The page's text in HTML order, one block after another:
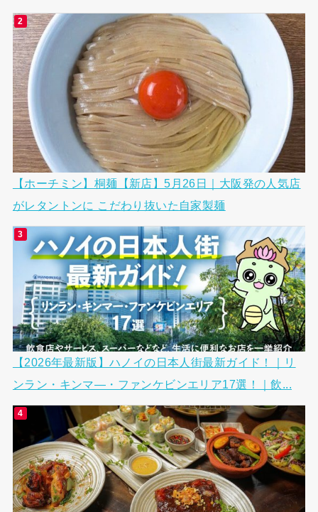
【ホーチミン】桐麺【新店】5月26日｜大阪発の人気店
がレタントンに こだわり抜いた自家製麺
【2026年最新版】ハノイの日本人街最新ガイド！｜リ
ンラン・キンマ―・ファンケビンエリア17選！｜飲...